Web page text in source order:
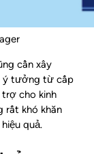
cần xây
ý tưởng từ cấp
cho kinh
rất khó khăn
quả.